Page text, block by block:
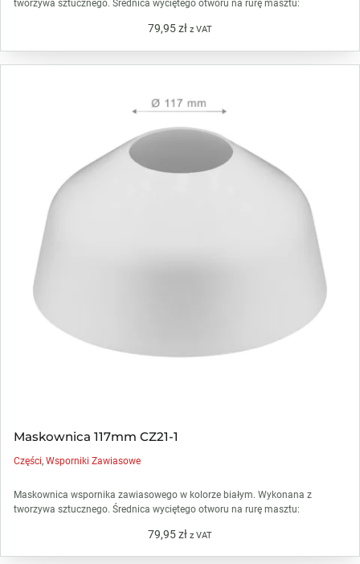
tworzywa sztucznego. Średnica wyciętego otworu na rurę masztu:
79,95zł z VAT
Maskownica 117mm CZ21-1
Części,Wsporniki Zawiasowe
Maskownica wspornika zawiasowego w kolorze białym. Wykonana z
tworzywa sztucznego. Średnica wyciętego otworu na rurę masztu:
79,95zł z VAT